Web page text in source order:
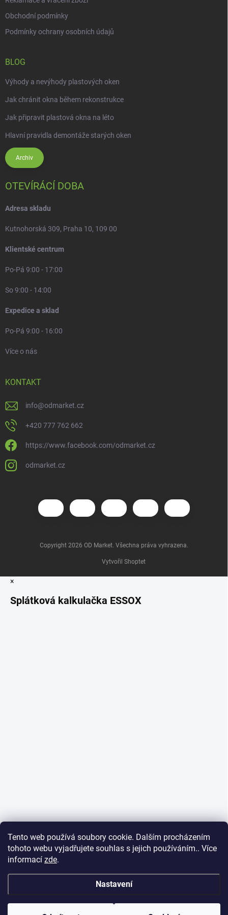
Tento web používá soubory cookie. Dalším procházením
tohoto webu vyjadřujete souhlas s jejich používáním.. Více
informací zde.
Nastavení
Obchodní podmínky
Podmínky ochrany osobních údajů
BLOG
Výhody a nevýhody plastových oken
Jak chránit okna během rekonstrukce
Jak připravit plastová okna na léto
Hlavní pravidla demontáže starých oken
Archiv
OTEVÍRÁCÍ DOBA
Adresa skladu
Kutnohorská 309, Praha 10, 109 00
Klientské centrum
Po-Pá 9:00 - 17:00
So 9:00 - 14:00
Expedice a sklad
Po-Pá 9:00 - 16:00
Více o nás
KONTAKT
info@odmarket.cz
+420 777 762 662
https://www.facebook.com/odmarket.cz
odmarket.cz
Vytvořil Shoptet
Copyright 2026 OD Market. Všechna práva vyhrazena.
×
Splátková kalkulačka ESSOX